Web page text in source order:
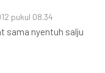
pukul 08.34
sama nyentuh salju